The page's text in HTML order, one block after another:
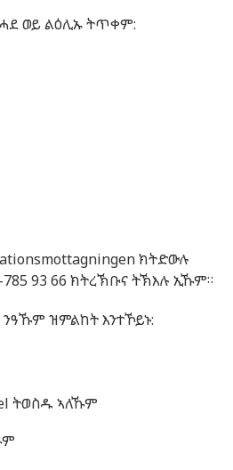
ወይ ልዕሊኡ ትጥቀም:
ክትድውሉ
93 66 ክትረኽቡና ትኽእሉ ኢኹም።
ዝምልከት እንተኾይኑ:
ትወስዱ ኣለኹም